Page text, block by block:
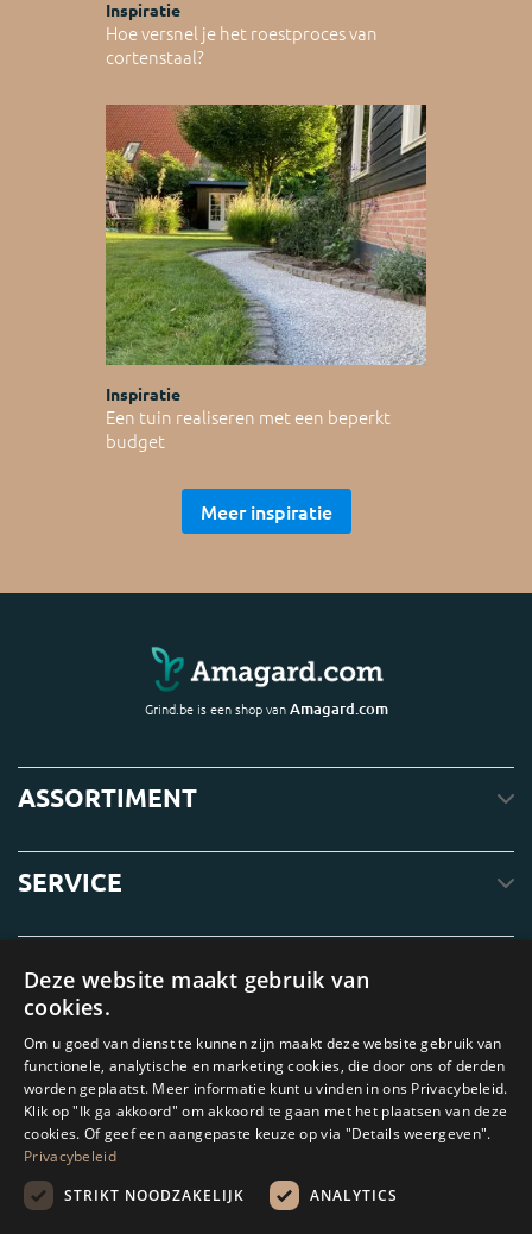
Inspiratie
Hoe versnel je het roestproces van
cortenstaal?
Inspiratie
Een tuin realiseren met een beperkt
budget
Meer inspiratie
Grind.be is een shop vanAmagard.com
ASSORTIMENT
SERVICE
OVER ONS
Deze website maakt gebruik van
cookies.
Om u goed van dienst te kunnen zijn maakt deze website gebruik van
functionele, analytische en marketing cookies, die door ons of derden
worden geplaatst. Meer informatie kunt u vinden in ons Privacybeleid.
Klik op "Ik ga akkoord" om akkoord te gaan met het plaatsen van deze
cookies. Of geef een aangepaste keuze op via "Details weergeven".
Privacybeleid
STRIKT NOODZAKELIJK
ANALYTICS